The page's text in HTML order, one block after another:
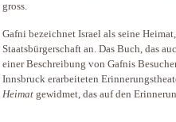
gross.
Gafni bezeichnet Israel als seine
Staatsbürgerschaft an. Das Buch, das
einer Beschreibung von Gafnis
Innsbruck erarbeiteten
Heimat gewidmet, das auf den